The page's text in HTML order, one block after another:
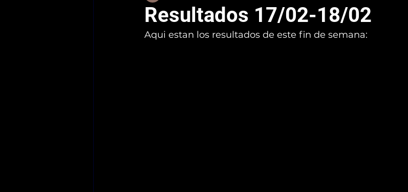
Resultados 17/02-18/02
Aqui estan los resultados de este fin de semana: